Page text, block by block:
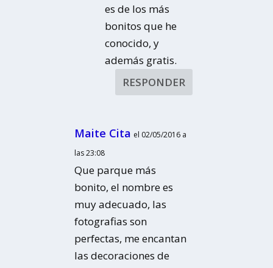
es de los más
bonitos que he
conocido, y
además gratis.
RESPONDER
Maite Cita el 02/05/2016 a
las 23:08
Que parque más
bonito, el nombre es
muy adecuado, las
fotografias son
perfectas, me encantan
las decoraciones de